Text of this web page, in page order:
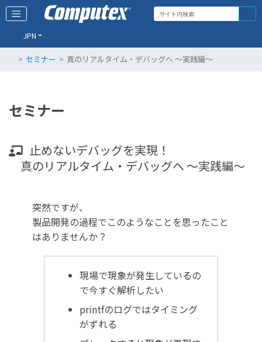
JPN
セミナー 真のリアルタイム・デバッグへ ～実践編～
セミナー
止めないデバッグを実現！
真のリアルタイム・デバッグへ ～実践編～
突然ですが、
製品開発の過程でこのようなことを思ったこと
はありませんか？
現場で現象が発生しているの
で今すぐ解析したい
printfのログではタイミング
がずれる